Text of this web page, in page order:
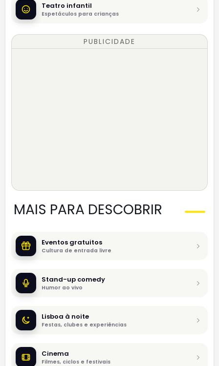
Teatro infantil
Espetáculos para crianças
PUBLICIDADE
MAIS PARA DESCOBRIR
Eventos gratuitos
Cultura de entrada livre
Stand-up comedy
Humor ao vivo
Lisboa à noite
Festas, clubes e experiências
Cinema
Filmes, ciclos e festivais